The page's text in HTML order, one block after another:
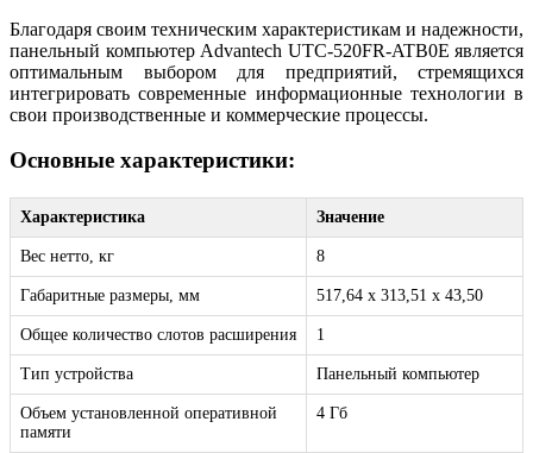
Благодаря своим техническим характеристикам и надежности,
панельный компьютер Advantech UTC-520FR-ATB0E является
оптимальным выбором для предприятий, стремящихся
интегрировать современные информационные технологии в
свои производственные и коммерческие процессы.
Основные характеристики:
Характеристика Значение
Вес нетто, кг 8
Габаритные размеры, мм 517,64 x 313,51 x 43,50
Общее количество слотов расширения 1
Тип устройства Панельный компьютер
Объем установленной оперативной
памяти
4 Гб